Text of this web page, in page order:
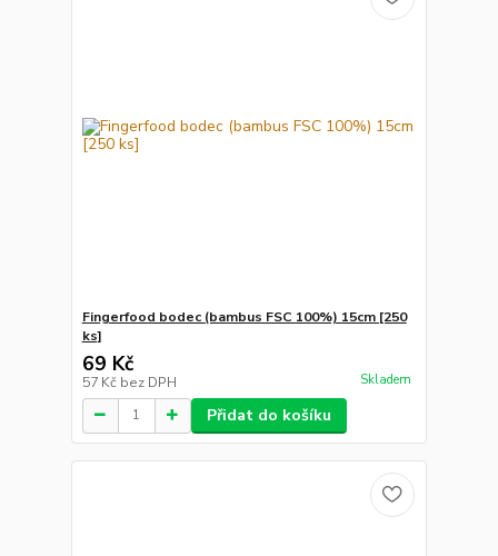
Fingerfood bodec (bambus FSC 100%) 15cm [250
ks]
69 Kč
57 Kč bez DPH Skladem
Přidat do košíku